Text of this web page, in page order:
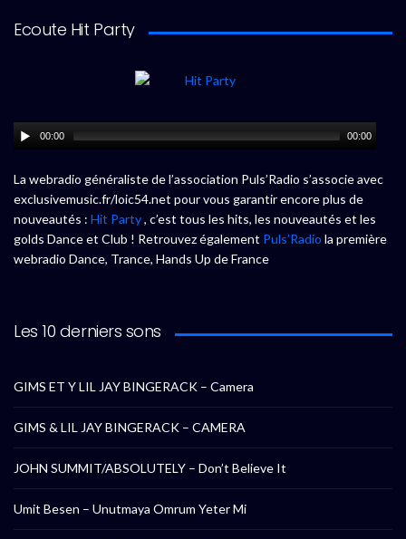
Ecoute Hit Party
00:00 00:00
La webradio généraliste de l’association Puls’Radio s’associe avec
exclusivemusic.fr/loic54.net pour vous garantir encore plus de
nouveautés : Hit Party, c’est tous les hits, les nouveautés et les
golds Dance et Club ! Retrouvez également Puls’Radio la première
webradio Dance, Trance, Hands Up de France
Les 10 derniers sons
GIMS ET Y LIL JAY BINGERACK – Camera
GIMS & LIL JAY BINGERACK – CAMERA
JOHN SUMMIT/ABSOLUTELY – Don’t Believe It
Umit Besen – Unutmaya Omrum Yeter Mi